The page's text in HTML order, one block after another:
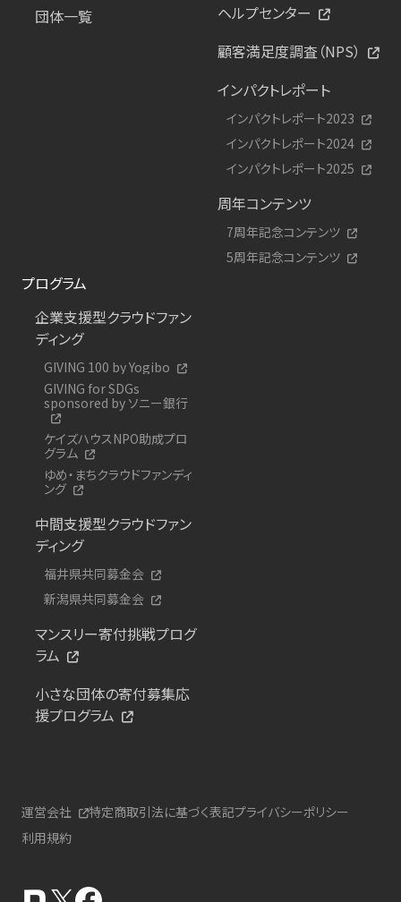
団体一覧
ヘルプセンター
顧客満足度調査（NPS）
インパクトレポート
インパクトレポート2023
インパクトレポート2024
インパクトレポート2025
周年コンテンツ
7周年記念コンテンツ
5周年記念コンテンツ
プログラム
企業支援型クラウドファン
ディング
GIVING 100 by Yogibo
GIVING for SDGs
sponsored by ソニー銀行
ケイズハウスNPO助成プロ
グラム
ゆめ・まちクラウドファンディ
ング
中間支援型クラウドファン
ディング
福井県共同募金会
新潟県共同募金会
マンスリー寄付挑戦プログ
ラム
小さな団体の寄付募集応
援プログラム
運営会社 特定商取引法に基づく表記プライバシーポリシー
利用規約